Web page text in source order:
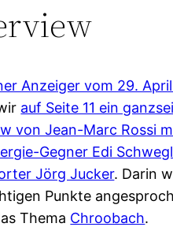
Anzeiger vom 29.
auf Seite 11 ein
von Jean-Marc Rossi
Gegner Edi
Jörg Jucker. Darin
Punkte
Thema Chroobach.